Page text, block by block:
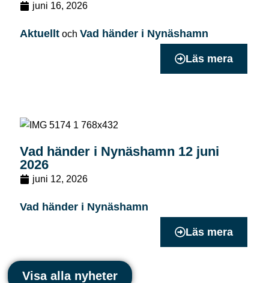
juni 16, 2026
Aktuellt ochVad händer i Nynäshamn
Läs mera
Vad händer i Nynäshamn 12 juni
2026
juni 12, 2026
Vad händer i Nynäshamn
Läs mera
Visa alla nyheter